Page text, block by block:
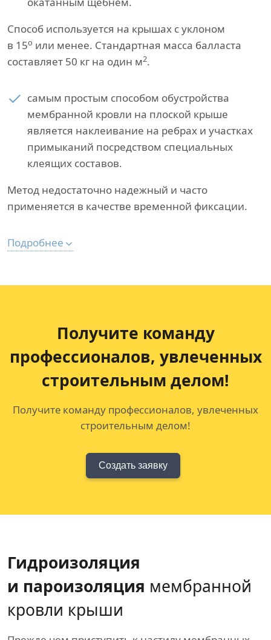
Способ используется на крышах с уклоном
в 15о или менее. Стандартная масса балласта
составляет 50 кг на один м2.
самым простым способом обустройства
мембранной кровли на плоской крыше
является наклеивание на ребрах и участках
примыканий посредством специальных
клеящих составов.
Метод недостаточно надежный и часто
применяется в качестве временной фиксации.
Подробнее
Получите команду
профессионалов, увлеченных
строительным делом!
Получите команду профессионалов, увлеченных
строительным делом!
Создать заявку
Гидроизоляция
и пароизоляция мембранной
кровли крыши